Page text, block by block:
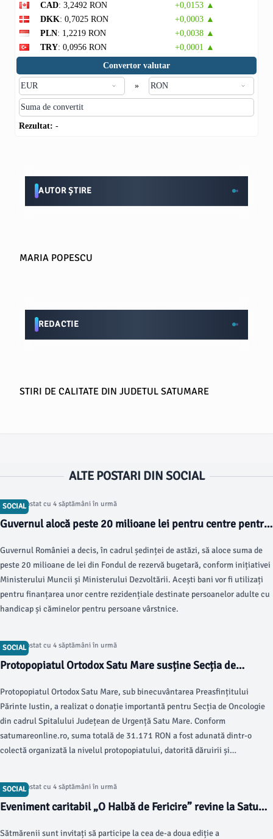
CAD: 3,2492 RON
+0,0153 ▲
DKK: 0,7025 RON
+0,0003 ▲
PLN: 1,2219 RON
+0,0038 ▲
TRY: 0,0956 RON
+0,0001 ▲
Convertor valutar
»
Rezultat: -
AUTOR ȘTIRE
MARIA POPESCU
REDACTIE
STIRI DE CALITATE DIN JUDETUL SATUMARE
ALTE POSTARI DIN SOCIAL
SOCIAL
Articol postat cu 4 săptămâni în urmă
Guvernul alocă peste 20 milioane lei pentru centre pentru
Guvernul României a decis, în cadrul ședinței de astăzi, să aloce suma de
peste 20 milioane de lei din Fondul de rezervă bugetară, conform inițiativei
Ministerului Muncii și Ministerului Dezvoltării. Acești bani vor fi utilizați
pentru finanțarea unor centre rezidențiale destinate persoanelor adulte cu
handicap și căminelor pentru persoane vârstnice.
SOCIAL
Articol postat cu 4 săptămâni în urmă
Protopopiatul Ortodox Satu Mare susține Secția de
Protopopiatul Ortodox Satu Mare, sub binecuvântarea Preasfințitului
Părinte Iustin, a realizat o donație importantă pentru Secția de Oncologie
din cadrul Spitalului Județean de Urgență Satu Mare. Conform
satumareonline.ro, suma totală de 31.171 RON a fost adunată dintr-o
colectă organizată la nivelul protopopiatului, datorită dăruirii și
SOCIAL
Articol postat cu 4 săptămâni în urmă
Eveniment caritabil „O Halbă de Fericire” revine la Satu
Sătmărenii sunt invitați să participe la cea de-a doua ediție a